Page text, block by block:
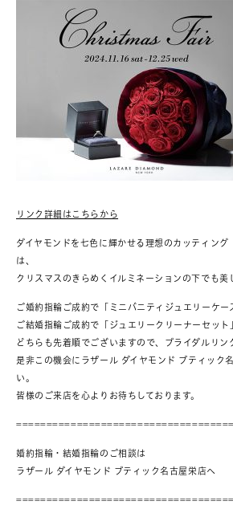
リンク詳細はこちらから
ダイヤモンドを七色に輝かせる理想のカッティング
は、
クリスマスのきらめくイルミネーションの下でも美
ご婚約指輪ご成約で「ミニバニティジュエリーケー
ご結婚指輪ご成約で「ジュエリークリーナーセッ
どちらも先着順でございますので、ブライダルリン
是非この機会にラザール ダイヤモンド ブティック
い。
皆様のご来店を心よりお待ちしております。
婚約指輪・結婚指輪のご相談は
ラザール ダイヤモンド ブティック名古屋栄店へ